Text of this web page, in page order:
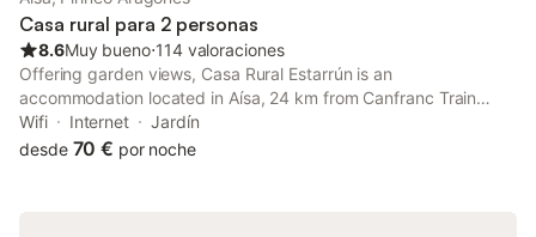
Casa rural para 2 personas
8.6Muy bueno⋅114 valoraciones
Offering garden views, Casa Rural Estarrún is an
accommodation located in Aísa, 24 km from Canfranc Train
Station and 43 km from Royal Monastery of San Juan de la
Peña.
Wifi Internet
Jardín
desde 70 € por noche